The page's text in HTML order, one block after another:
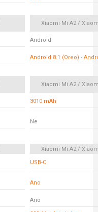
Xiaomi Mi A2 /
Android
Android 8.1 (Oreo) -
Xiaomi Mi A2 /
3010 mAh
Ne
Xiaomi Mi A2 /
USB-C
Ano
Ano